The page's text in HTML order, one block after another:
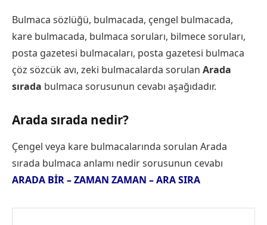
Bulmaca sözlüğü, bulmacada, çengel bulmacada,
kare bulmacada, bulmaca soruları, bilmece soruları,
posta gazetesi bulmacaları, posta gazetesi bulmaca
çöz sözcük avı, zeki bulmacalarda sorulan Arada
sırada bulmaca sorusunun cevabı aşağıdadır.
Arada sırada nedir?
Çengel veya kare bulmacalarında sorulan Arada
sırada bulmaca anlamı nedir sorusunun cevabı
ARADA BİR – ZAMAN ZAMAN – ARA SIRA